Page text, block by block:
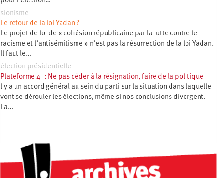
sionisme
Le retour de la loi Yadan ?
Le projet de loi de « cohésion républicaine par la lutte contre le
racisme et l’antisémitisme » n’est pas la résurrection de la loi Yadan.
Il faut le…
élection présidentielle
Plateforme 4 : Ne pas céder à la résignation, faire de la politique
l y a un accord général au sein du parti sur la situation dans laquelle
vont se dérouler les élections, même si nos conclusions divergent.
La…